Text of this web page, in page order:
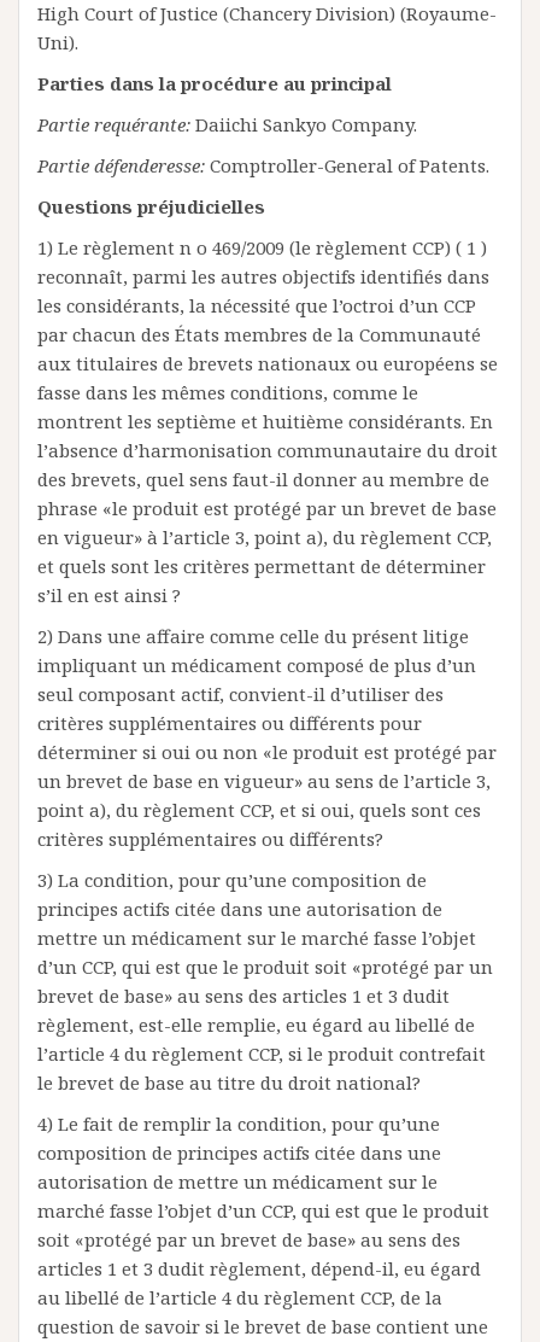
High Court of Justice (Chancery Division) (Royaume-
Uni).
Parties dans la procédure au principal
Partie requérante: Daiichi Sankyo Company.
Partie défenderesse: Comptroller-General of Patents.
Questions préjudicielles
1) Le règlement n o 469/2009 (le règlement CCP) ( 1 )
reconnaît, parmi les autres objectifs identifiés dans
les considérants, la nécessité que l’octroi d’un CCP
par chacun des États membres de la Communauté
aux titulaires de brevets nationaux ou européens se
fasse dans les mêmes conditions, comme le
montrent les septième et huitième considérants. En
l’absence d’harmonisation communautaire du droit
des brevets, quel sens faut-il donner au membre de
phrase «le produit est protégé par un brevet de base
en vigueur» à l’article 3, point a), du règlement CCP,
et quels sont les critères permettant de déterminer
s’il en est ainsi ?
2) Dans une affaire comme celle du présent litige
impliquant un médicament composé de plus d’un
seul composant actif, convient-il d’utiliser des
critères supplémentaires ou différents pour
déterminer si oui ou non «le produit est protégé par
un brevet de base en vigueur» au sens de l’article 3,
point a), du règlement CCP, et si oui, quels sont ces
critères supplémentaires ou différents?
3) La condition, pour qu’une composition de
principes actifs citée dans une autorisation de
mettre un médicament sur le marché fasse l’objet
d’un CCP, qui est que le produit soit «protégé par un
brevet de base» au sens des articles 1 et 3 dudit
règlement, est-elle remplie, eu égard au libellé de
l’article 4 du règlement CCP, si le produit contrefait
le brevet de base au titre du droit national?
4) Le fait de remplir la condition, pour qu’une
composition de principes actifs citée dans une
autorisation de mettre un médicament sur le
marché fasse l’objet d’un CCP, qui est que le produit
soit «protégé par un brevet de base» au sens des
articles 1 et 3 dudit règlement, dépend-il, eu égard
au libellé de l’article 4 du règlement CCP, de la
question de savoir si le brevet de base contient une